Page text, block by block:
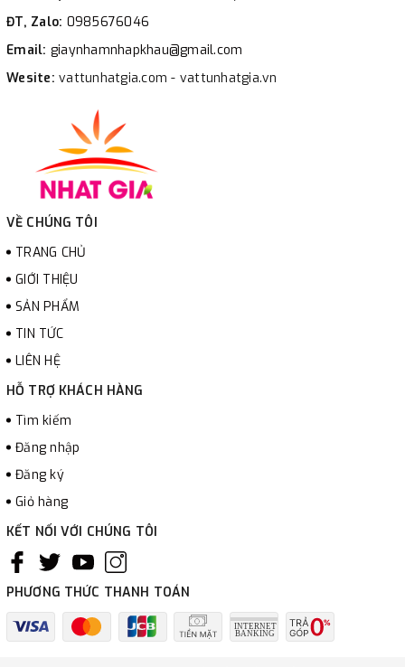
ĐT, Zalo: 0985676046
Email: giaynhamnhapkhau@gmail.com
Wesite: vattunhatgia.com - vattunhatgia.vn
VỀ CHÚNG TÔI
TRANG CHỦ
GIỚI THIỆU
SẢN PHẨM
TIN TỨC
LIÊN HỆ
HỖ TRỢ KHÁCH HÀNG
Tìm kiếm
Đăng nhập
Đăng ký
Giỏ hàng
KẾT NỐI VỚI CHÚNG TÔI
PHƯƠNG THỨC THANH TOÁN